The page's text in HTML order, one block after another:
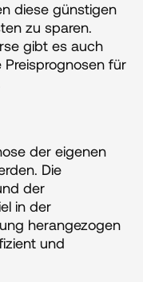
diese günstigen
zu sparen.
gibt es auch
Preisprognosen für
der eigenen
Die
der
in der
herangezogen
und